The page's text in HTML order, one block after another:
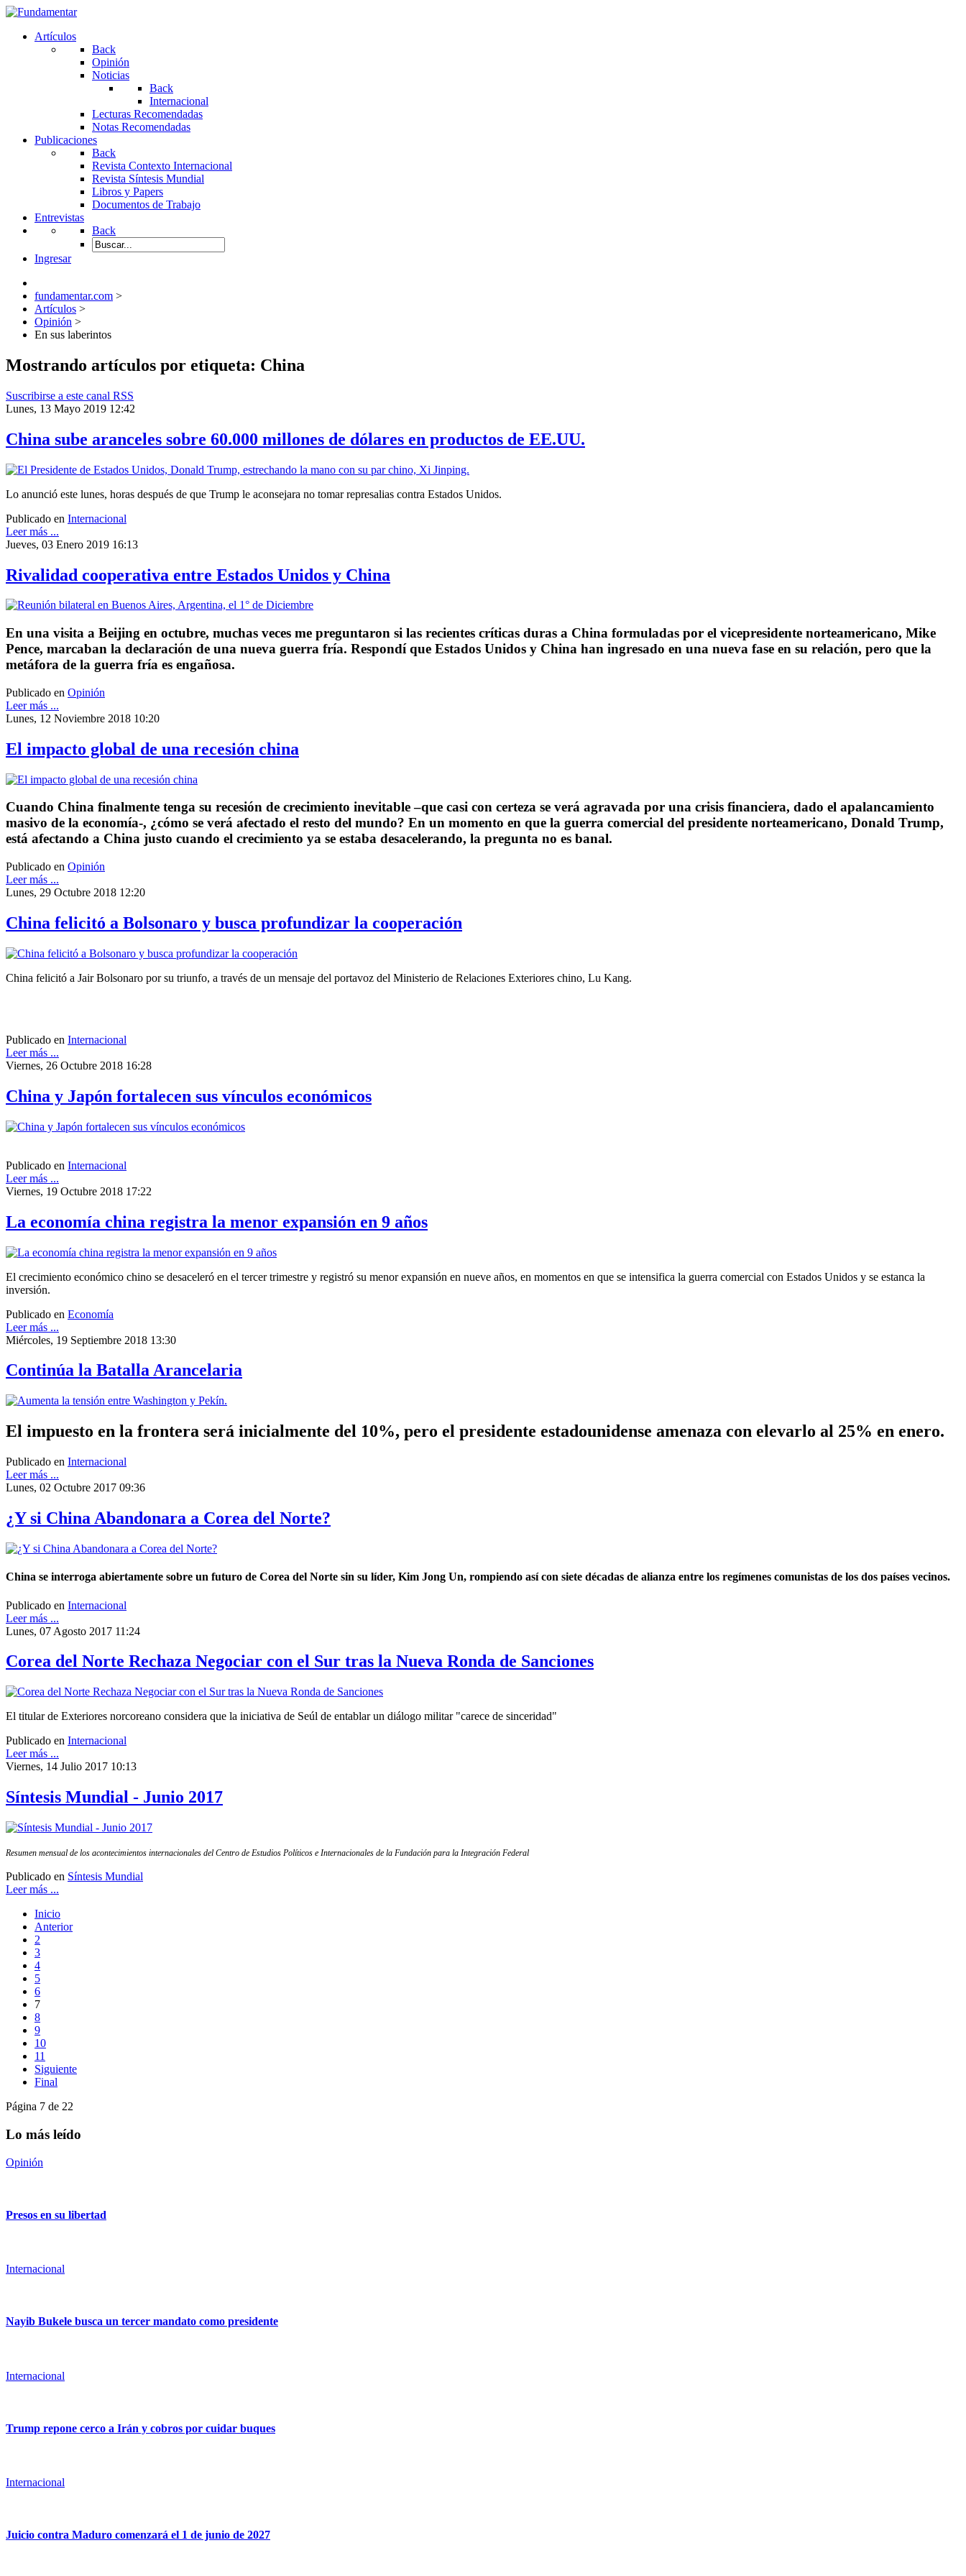
Artículos
Back
Opinión
Noticias
Back
Internacional
Lecturas Recomendadas
Notas Recomendadas
Publicaciones
Back
Revista Contexto Internacional
Revista Síntesis Mundial
Libros y Papers
Documentos de Trabajo
Entrevistas
Back
Ingresar
fundamentar.com >
Artículos >
Opinión >
En sus laberintos
Mostrando artículos por etiqueta: China
Suscribirse a este canal RSS
Lunes, 13 Mayo 2019 12:42
China sube aranceles sobre 60.000 millones de dólares en productos de EE.UU.
Lo anunció este lunes, horas después de que Trump le aconsejara no tomar represalias contra Estados Unidos.
Publicado en Internacional
Leer más ...
Jueves, 03 Enero 2019 16:13
Rivalidad cooperativa entre Estados Unidos y China
En una visita a Beijing en octubre, muchas veces me preguntaron si las recientes críticas duras a China formuladas por el vicepresidente norteamericano, Mike
Pence, marcaban la declaración de una nueva guerra fría. Respondí que Estados Unidos y China han ingresado en una nueva fase en su relación, pero que la
metáfora de la guerra fría es engañosa.
Publicado en Opinión
Leer más ...
Lunes, 12 Noviembre 2018 10:20
El impacto global de una recesión china
Cuando China finalmente tenga su recesión de crecimiento inevitable –que casi con certeza se verá agravada por una crisis financiera, dado el apalancamiento
masivo de la economía-, ¿cómo se verá afectado el resto del mundo? En un momento en que la guerra comercial del presidente norteamericano, Donald Trump,
está afectando a China justo cuando el crecimiento ya se estaba desacelerando, la pregunta no es banal.
Publicado en Opinión
Leer más ...
Lunes, 29 Octubre 2018 12:20
China felicitó a Bolsonaro y busca profundizar la cooperación
China felicitó a Jair Bolsonaro por su triunfo, a través de un mensaje del portavoz del Ministerio de Relaciones Exteriores chino, Lu Kang.
Publicado en Internacional
Leer más ...
Viernes, 26 Octubre 2018 16:28
China y Japón fortalecen sus vínculos económicos
Publicado en Internacional
Leer más ...
Viernes, 19 Octubre 2018 17:22
La economía china registra la menor expansión en 9 años
El crecimiento económico chino se desaceleró en el tercer trimestre y registró su menor expansión en nueve años, en momentos en que se intensifica la guerra comercial con Estados Unidos y se estanca la
inversión.
Publicado en Economía
Leer más ...
Miércoles, 19 Septiembre 2018 13:30
Continúa la Batalla Arancelaria
El impuesto en la frontera será inicialmente del 10%, pero el presidente estadounidense amenaza con elevarlo al 25% en enero.
Publicado en Internacional
Leer más ...
Lunes, 02 Octubre 2017 09:36
¿Y si China Abandonara a Corea del Norte?
China se interroga abiertamente sobre un futuro de Corea del Norte sin su líder, Kim Jong Un, rompiendo así con siete décadas de alianza entre los regímenes comunistas de los dos países vecinos.
Publicado en Internacional
Leer más ...
Lunes, 07 Agosto 2017 11:24
Corea del Norte Rechaza Negociar con el Sur tras la Nueva Ronda de Sanciones
El titular de Exteriores norcoreano considera que la iniciativa de Seúl de entablar un diálogo militar "carece de sinceridad"
Publicado en Internacional
Leer más ...
Viernes, 14 Julio 2017 10:13
Síntesis Mundial - Junio 2017
Resumen mensual de los acontecimientos internacionales del Centro de Estudios Políticos e Internacionales de la Fundación para la Integración Federal
Publicado en Síntesis Mundial
Leer más ...
Inicio
Anterior
2
3
4
5
6
7
8
9
10
11
Siguiente
Final
Página 7 de 22
Lo más leído
Opinión
Presos en su libertad
Internacional
Nayib Bukele busca un tercer mandato como presidente
Internacional
Trump repone cerco a Irán y cobros por cuidar buques
Internacional
Juicio contra Maduro comenzará el 1 de junio de 2027